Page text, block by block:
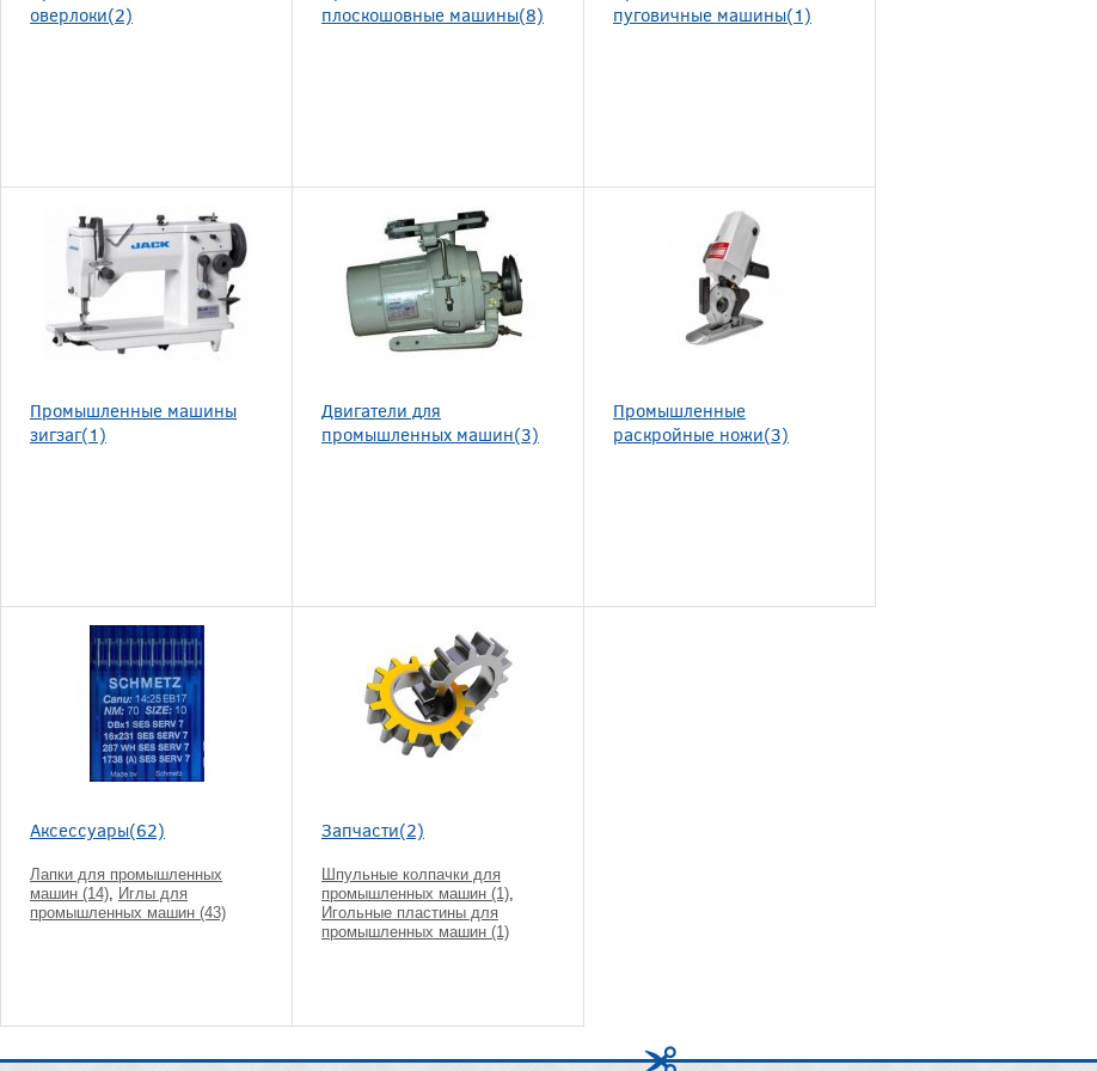
оверлоки(2)
плоскошовные машины(8)
пуговичные машины(1)
Промышленные машины
зигзаг(1)
Двигатели для
промышленных машин(3)
Промышленные
раскройные ножи(3)
Аксессуары(62)
Лапки для промышленных
машин (14), Иглы для
промышленных машин (43)
Запчасти(2)
Шпульные колпачки для
промышленных машин (1),
Игольные пластины для
промышленных машин (1)